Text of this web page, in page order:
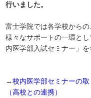
行いました。
富士学院では各学校から
様々なサポートの一環と
内医学部入試セミナー」
→校内医学部セミナーの
（高校との連携）